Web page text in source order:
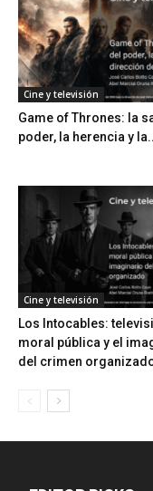
Cine y televisión
Game of Thrones: la
poder, la herencia y
Cine y televisión
Los Intocables:
moral pública y el
del crimen